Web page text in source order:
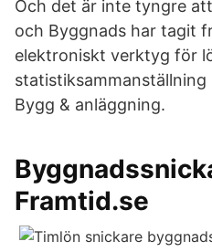
Och det är inte tyngre
och Byggnads har tagit
elektroniskt verktyg för
statistiksammanställning
Bygg & anläggning.
Framtid.se